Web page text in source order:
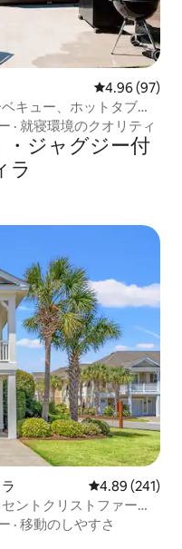
レビュー97
4.96 (97)
キュー、ホットタブ、
· 就寝環境のクオリティ
・ジャグジー付
ラ
レビュー241
4.89 (241)
ントクリストファー島
· 移動のしやすさ